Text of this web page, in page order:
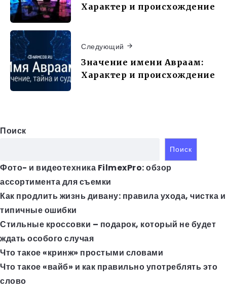
Характер и происхождение
Следующий
Значение имени Авраам:
Характер и происхождение
Поиск
Поиск
Фото- и видеотехника FilmexPro: обзор
ассортимента для съемки
Как продлить жизнь дивану: правила ухода, чистка и
типичные ошибки
Стильные кроссовки – подарок, который не будет
ждать особого случая
Что такое «кринж» простыми словами
Что такое «вайб» и как правильно употреблять это
слово